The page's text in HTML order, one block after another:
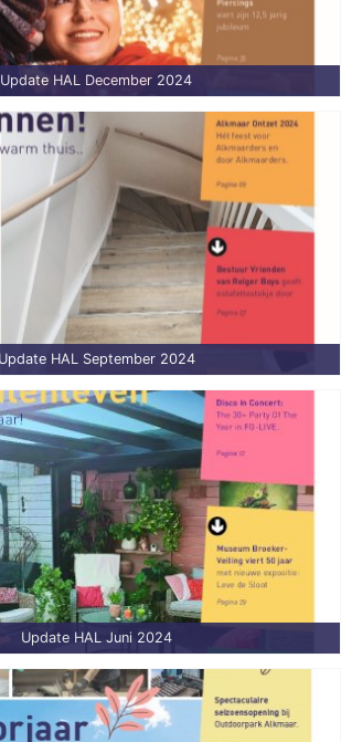
Update HAL December 2024
Update HAL September 2024
Update HAL Juni 2024